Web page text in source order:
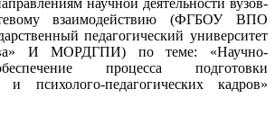
научной деятельности вузов-
взаимодействию (ФГБОУ ВПО
педагогический университет
И МОРДГПИ) по теме: «Научно-
процесса подготовки
и психолого-педагогических кадров»